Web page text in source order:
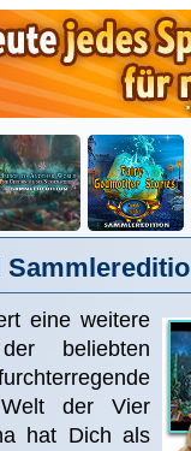
eine weitere
beliebten
der Vier
hat Dich als